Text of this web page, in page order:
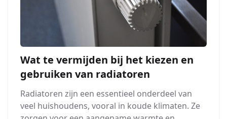
Wat te vermijden bij het kiezen en
gebruiken van radiatoren
Radiatoren zijn een essentieel onderdeel van
veel huishoudens, vooral in koude klimaten. Ze